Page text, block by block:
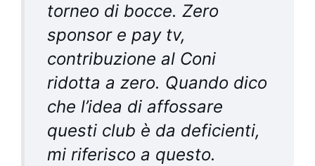
torneo di bocce. Zero
sponsor e pay tv,
contribuzione al Coni
ridotta a zero. Quando dico
che l’idea di affossare
questi club è da deficienti,
mi riferisco a questo.